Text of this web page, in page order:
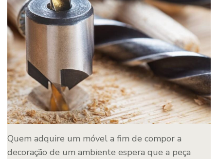
Quem adquire um móvel a fim de compor a
decoração de um ambiente espera que a peça